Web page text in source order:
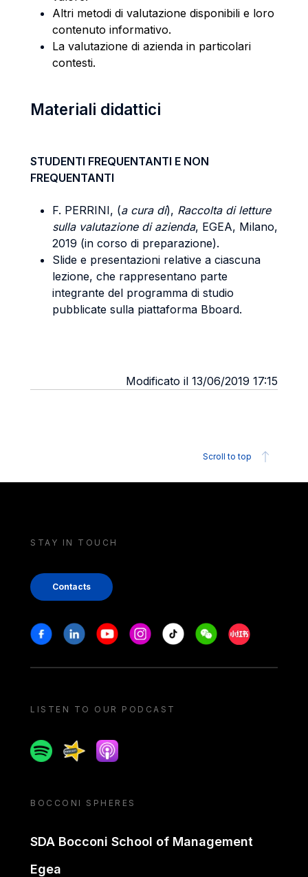
Altri metodi di valutazione disponibili e loro
contenuto informativo.
La valutazione di azienda in particolari
contesti.
Materiali didattici
STUDENTI FREQUENTANTI E NON
FREQUENTANTI
F. PERRINI, (a cura di), Raccolta di letture
sulla valutazione di azienda, EGEA, Milano,
2019 (in corso di preparazione).
Slide e presentazioni relative a ciascuna
lezione, che rappresentano parte
integrante del programma di studio
pubblicate sulla piattaforma Bboard.
Modificato il 13/06/2019 17:15
Scroll to top
STAY IN TOUCH
Contacts
Stay in touch
FacebookLinkedinYoutubeInstagram
Tiktok WeechatXiaohongshu/
LISTEN TO OUR PODCAST
SpotifySpreakerApple podcast
BOCCONI SPHERES
SDA Bocconi School of Management
Egea